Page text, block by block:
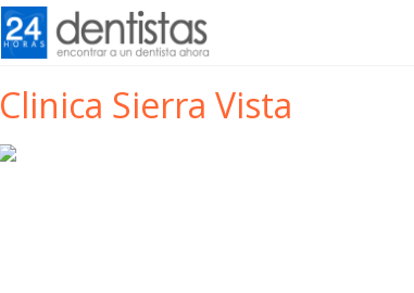
Clinica Sierra Vista